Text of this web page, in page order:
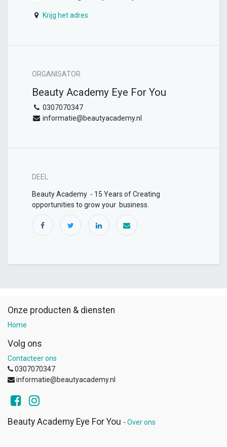
Krijg het adres
ORGANISATOR
Beauty Academy Eye For You
0307070347
informatie@beautyacademy.nl
DEEL
Beauty Academy - 15 Years of Creating
opportunities to grow your business.
Onze producten & diensten
Home
Volg ons
Contacteer ons
0307070347
informatie@beautyacademy.nl
Beauty Academy Eye For You - Over ons